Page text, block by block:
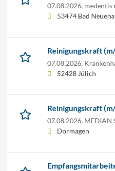
07.08.2026, medentis
53474 Bad
Reinigungskraft
07.08.2026,
52428 Jülich
Reinigungskraft
07.08.2026, MEDIAN
Dormagen